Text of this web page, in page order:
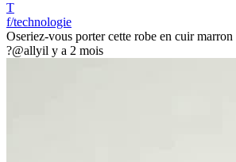
T
f/technologie
Oseriez-vous porter cette robe en cuir
?@allyil y a 2 mois